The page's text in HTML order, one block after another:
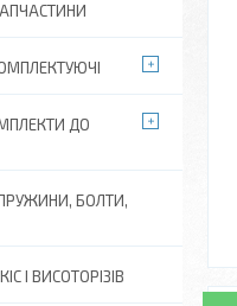
ДО
БОЛТИ,
І ВИСОТОРІЗІВ